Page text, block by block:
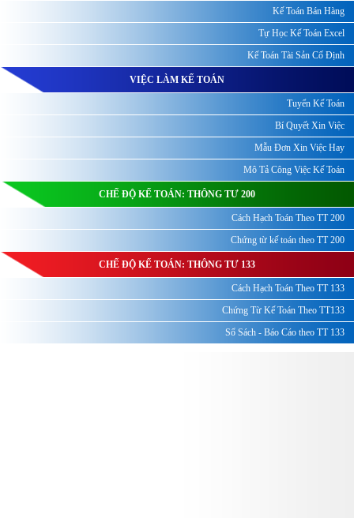
Kế Toán Bán Hàng
Tự Học Kế Toán Excel
Kế Toán Tài Sản Cố Định
VIỆC LÀM KẾ TOÁN
Tuyển Kế Toán
Bí Quyết Xin Việc
Mẫu Đơn Xin Việc Hay
Mô Tả Công Việc Kế Toán
CHẾ ĐỘ KẾ TOÁN: THÔNG TƯ 200
Cách Hạch Toán Theo TT 200
Chứng từ kế toán theo TT 200
CHẾ ĐỘ KẾ TOÁN: THÔNG TƯ 133
Cách Hạch Toán Theo TT 133
Chứng Từ Kế Toán Theo TT133
Sổ Sách - Báo Cáo theo TT 133